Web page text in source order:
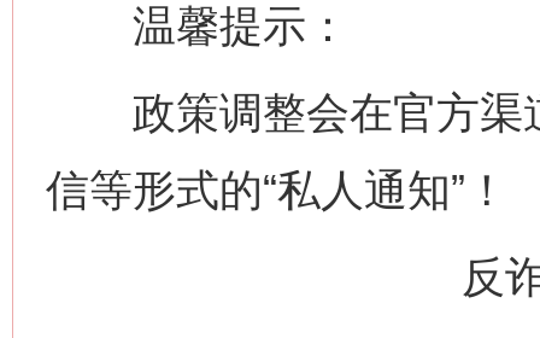
温馨提示：
政策调整会在官方渠
信等形式的“私人通知”！
反